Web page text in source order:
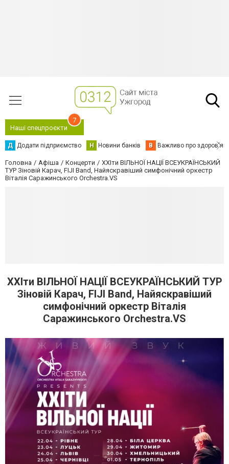
Наші спецпроєкти
7
Д Додати підприємство Н Новини банків В Важливо про здоров'я
Головна Афіша Концерти
ХХІти ВІЛЬНОЇ НАЦІЇ ВСЕУКРАЇНСЬКИЙ
ТУР Зіновій Карач, FIJI Band, Найяскравіший симфонічний оркестр
Віталія Саражинського Orchestra.VS
ХХІти ВІЛЬНОЇ НАЦІЇ ВСЕУКРАЇНСЬКИЙ ТУР
Зіновій Карач, FIJI Band, Найяскравіший
симфонічний оркестр Віталія
Саражинського Orchestra.VS